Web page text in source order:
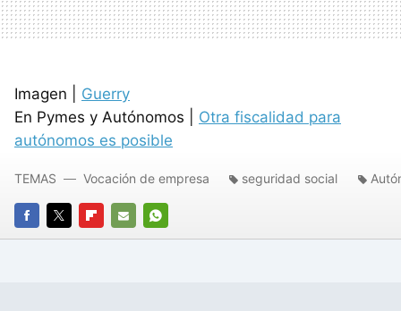
Imagen | Guerry
En Pymes y Autónomos | Otra fiscalidad para
autónomos es posible
FACEBOOK
TWITTERFLIPBOARD
E-
WHATSAPP
TEMAS Vocación de empresa seguridad social